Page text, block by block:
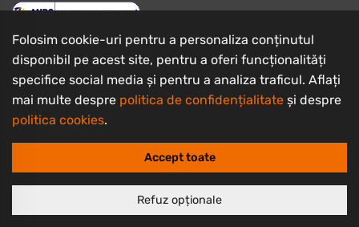
CUI: RO21828767, Nr. Registrul Comerțului: F08/89/2003
Sediu social: Str. Carpaților nr.13 parter, Brașov, jud. Brașov
Design & Development byConstantin Iordan
Folosim cookie-uri pentru a personaliza conținutul
disponibil pe acest site, pentru a oferi funcționalități
specifice social media și pentru a analiza traficul. Aflați
mai multe despre politica de confidențialitate și despre
politica cookies.
Accept toate
Refuz opționale